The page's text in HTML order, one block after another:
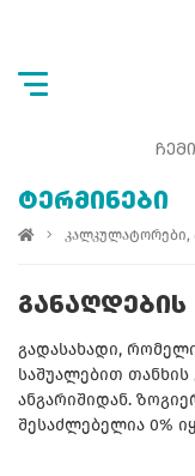
ᲢᲔᲠᲛᲘᲜᲔᲑᲘ
კალკულატორები,
ᲒᲐᲜᲐᲦᲓᲔᲑᲘᲡ
გადასახადი,
საშუალებით
ანგარიშიდან.
შესაძლებელია 0%